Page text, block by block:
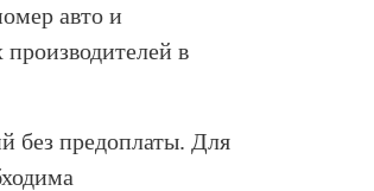
авто и
в
без предоплаты. Для